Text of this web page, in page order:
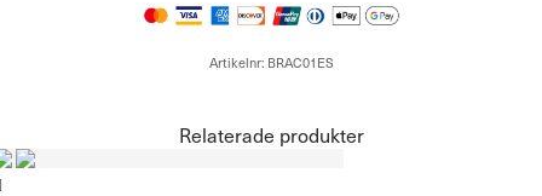
Artikelnr: BRAC01ES
Relaterade produkter